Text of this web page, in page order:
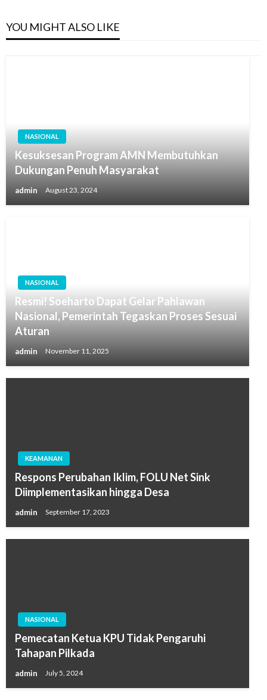
YOU MIGHT ALSO LIKE
NASIONAL
Kesuksesan Program AMN Membutuhkan
Dukungan Penuh Masyarakat
admin August 23, 2024
NASIONAL
Resmi! Soeharto Dapat Gelar Pahlawan
Nasional, Pemerintah Tegaskan Proses Sesuai
Aturan
admin November 11, 2025
KEAMANAN
Respons Perubahan Iklim, FOLU Net Sink
Diimplementasikan hingga Desa
admin September 17, 2023
NASIONAL
Pemecatan Ketua KPU Tidak Pengaruhi
Tahapan Pilkada
admin July 5, 2024